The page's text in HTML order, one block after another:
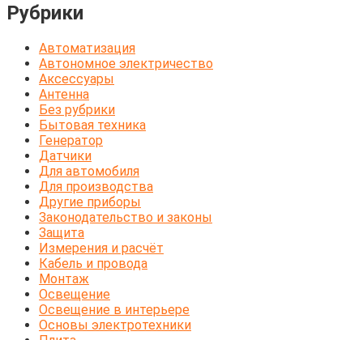
Рубрики
Автоматизация
Автономное электричество
Аксессуары
Антенна
Без рубрики
Бытовая техника
Генератор
Датчики
Для автомобиля
Для производства
Другие приборы
Законодательство и законы
Защита
Измерения и расчёт
Кабель и провода
Монтаж
Освещение
Освещение в интерьере
Основы электротехники